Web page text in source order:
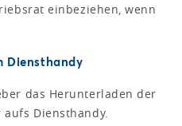
einbeziehen, wenn
Diensthandy
das Herunterladen der
aufs Diensthandy.